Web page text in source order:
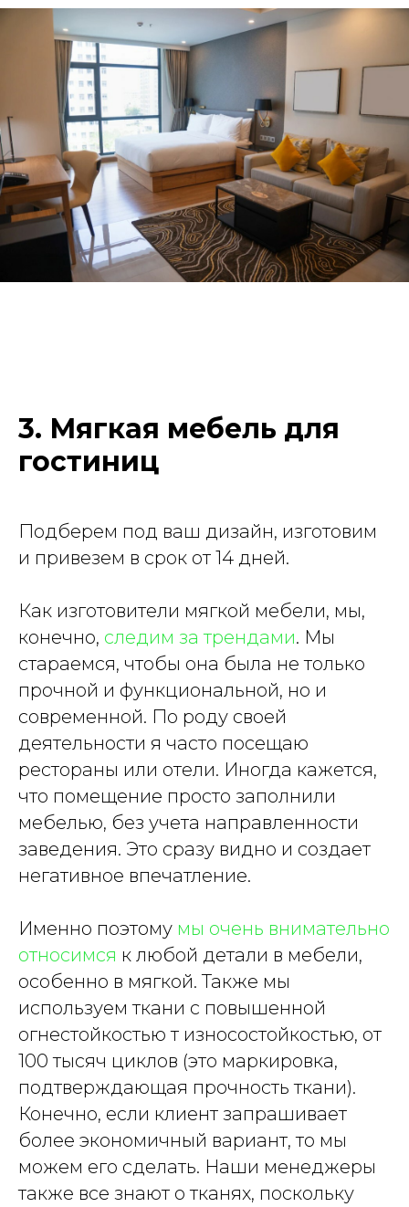
3. Мягкая мебель для
гостиниц
Подберем под ваш дизайн, изготовим
и привезем в срок от 14 дней.
Как изготовители мягкой мебели, мы,
конечно, следим за трендами. Мы
стараемся, чтобы она была не только
прочной и функциональной, но и
современной. По роду своей
деятельности я часто посещаю
рестораны или отели. Иногда кажется,
что помещение просто заполнили
мебелью, без учета направленности
заведения. Это сразу видно и создает
негативное впечатление.
Именно поэтому мы очень внимательно
относимся к любой детали в мебели,
особенно в мягкой. Также мы
используем ткани с повышенной
огнестойкостью т износостойкостью, от
100 тысяч циклов (это маркировка,
подтверждающая прочность ткани).
Конечно, если клиент запрашивает
более экономичный вариант, то мы
можем его сделать. Наши менеджеры
также все знают о тканях, поскольку